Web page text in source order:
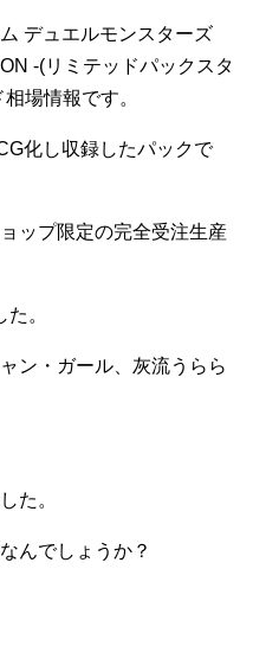
デュエルモンスターズ
-(リミテッドパックスタ
場情報です。
化し収録したパックで
ップ限定の完全受注生産
。
ン・ガール、灰流うらら
た。
んでしょうか？